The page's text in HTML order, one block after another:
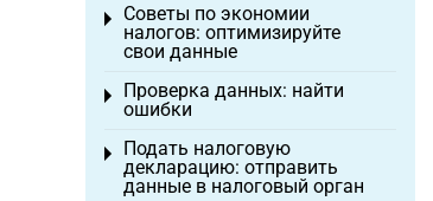
Советы по экономии
налогов: оптимизируйте
свои данные
Toggle menu
Проверка данных: найти
ошибки
Toggle menu
Подать налоговую
декларацию: отправить
данные в налоговый орган
Toggle menu